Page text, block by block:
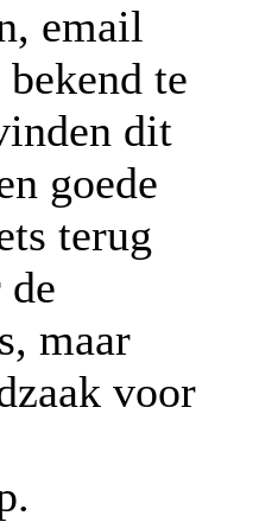
email
te
dit
goede
terug
maar
voor